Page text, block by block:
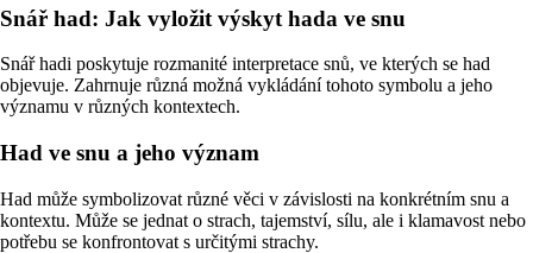
Snář had: Jak vyložit výskyt hada ve snu
Snář hadi poskytuje rozmanité interpretace snů, ve kterých se had
objevuje. Zahrnuje různá možná vykládání tohoto symbolu a jeho
významu v různých kontextech.
Had ve snu a jeho význam
Had může symbolizovat různé věci v závislosti na konkrétním snu a
kontextu. Může se jednat o strach, tajemství, sílu, ale i klamavost nebo
potřebu se konfrontovat s určitými strachy.